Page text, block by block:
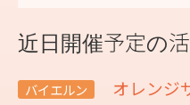
近日開催予定の
バイエルン オレンジ